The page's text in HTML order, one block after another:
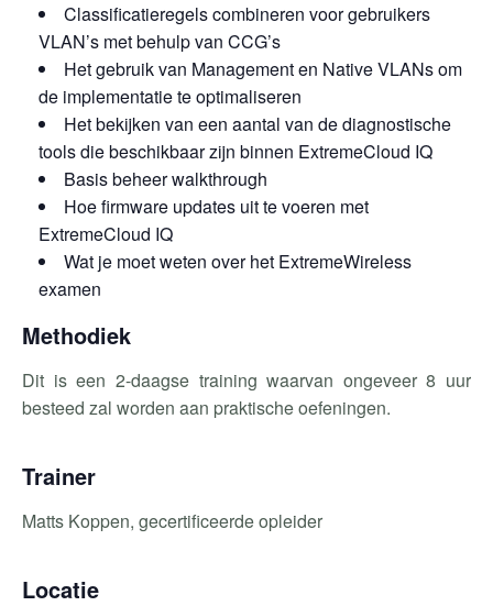
Classificatieregels combineren voor gebruikers
VLAN’s met behulp van CCG’s
Het gebruik van Management en Native VLANs om
de implementatie te optimaliseren
Het bekijken van een aantal van de diagnostische
tools die beschikbaar zijn binnen ExtremeCloud IQ
Basis beheer walkthrough
Hoe firmware updates uit te voeren met
ExtremeCloud IQ
Wat je moet weten over het ExtremeWireless
examen
Methodiek
Dit is een 2-daagse training waarvan ongeveer 8 uur
besteed zal worden aan praktische oefeningen.
Trainer
Matts Koppen, gecertificeerde opleider
Locatie